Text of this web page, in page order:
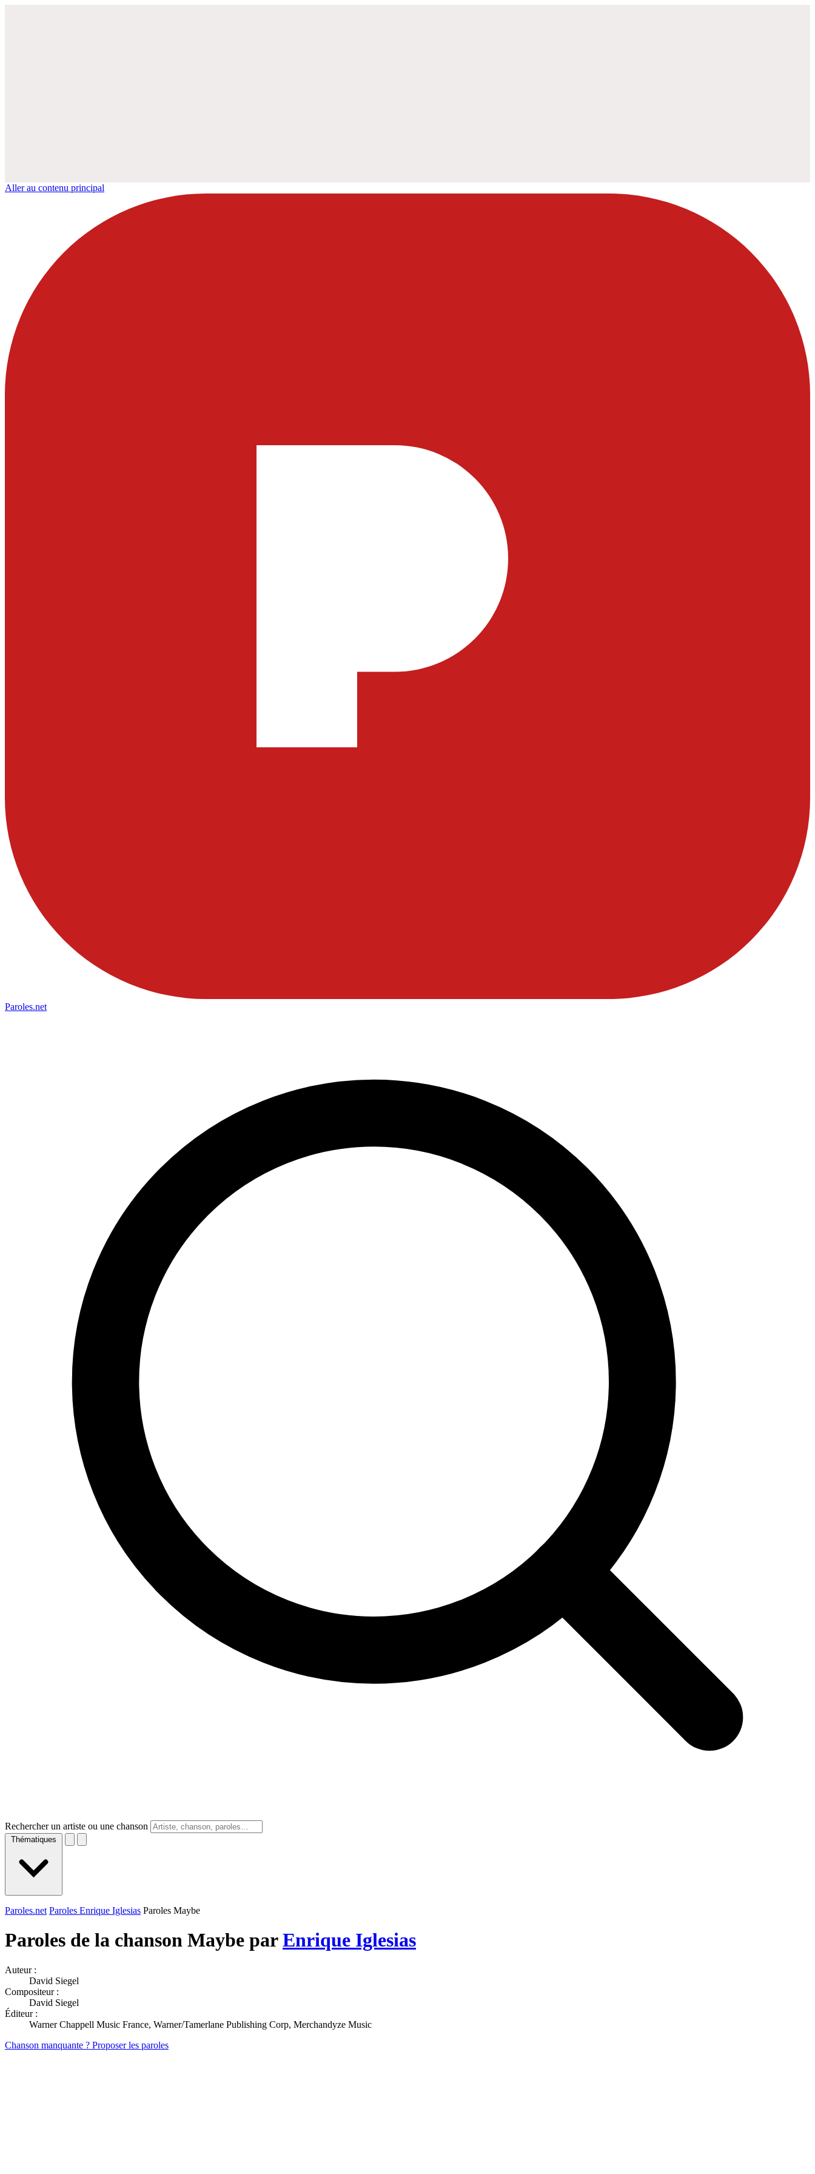
Aller au contenu principal
Paroles.net
Rechercher un artiste ou une chanson
Thématiques
Paroles.net Paroles Enrique Iglesias Paroles Maybe
Paroles de la chanson Maybe parEnrique Iglesias
Auteur :
David Siegel
Compositeur :
David Siegel
Éditeur :
Warner Chappell Music France, Warner/Tamerlane Publishing Corp, Merchandyze Music
Chanson manquante ? Proposer les paroles